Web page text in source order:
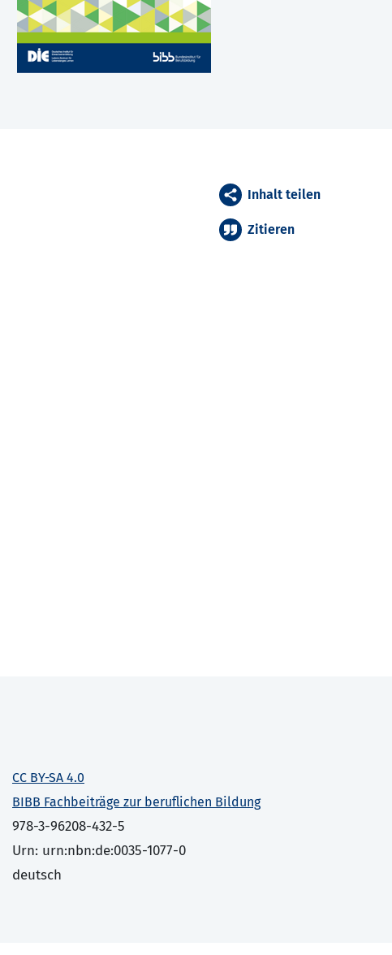
Inhalt teilen
Zitieren
CC BY-SA 4.0
BIBB Fachbeiträge zur beruflichen Bildung
978-3-96208-432-5
Urn: urn:nbn:de:0035-1077-0
deutsch